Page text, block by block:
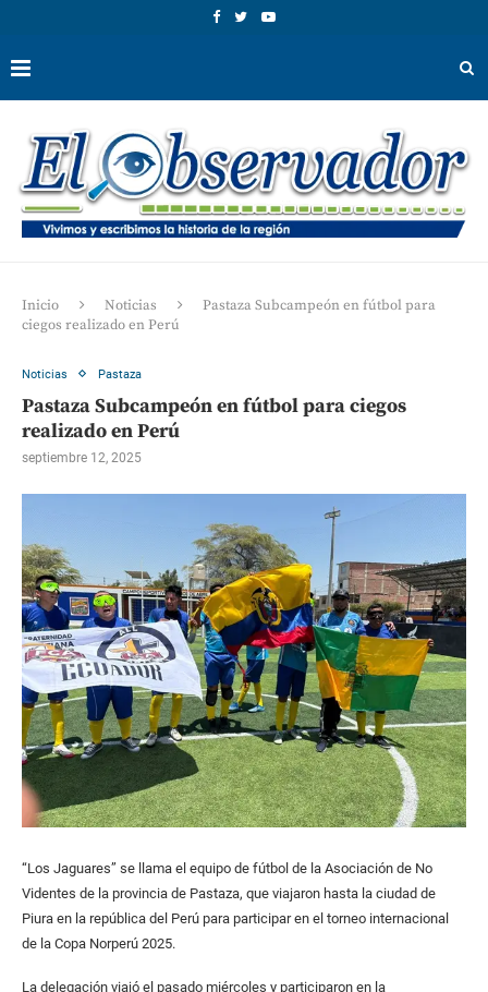
Inicio Noticias
Pastaza Subcampeón en fútbol para
ciegos realizado en Perú
Noticias Pastaza
Pastaza Subcampeón en fútbol para ciegos
realizado en Perú
septiembre 12, 2025
“Los Jaguares” se llama el equipo de fútbol de la Asociación de No
Videntes de la provincia de Pastaza, que viajaron hasta la ciudad de
Piura en la república del Perú para participar en el torneo internacional
de la Copa Norperú 2025.
La delegación viajó el pasado miércoles y participaron en la